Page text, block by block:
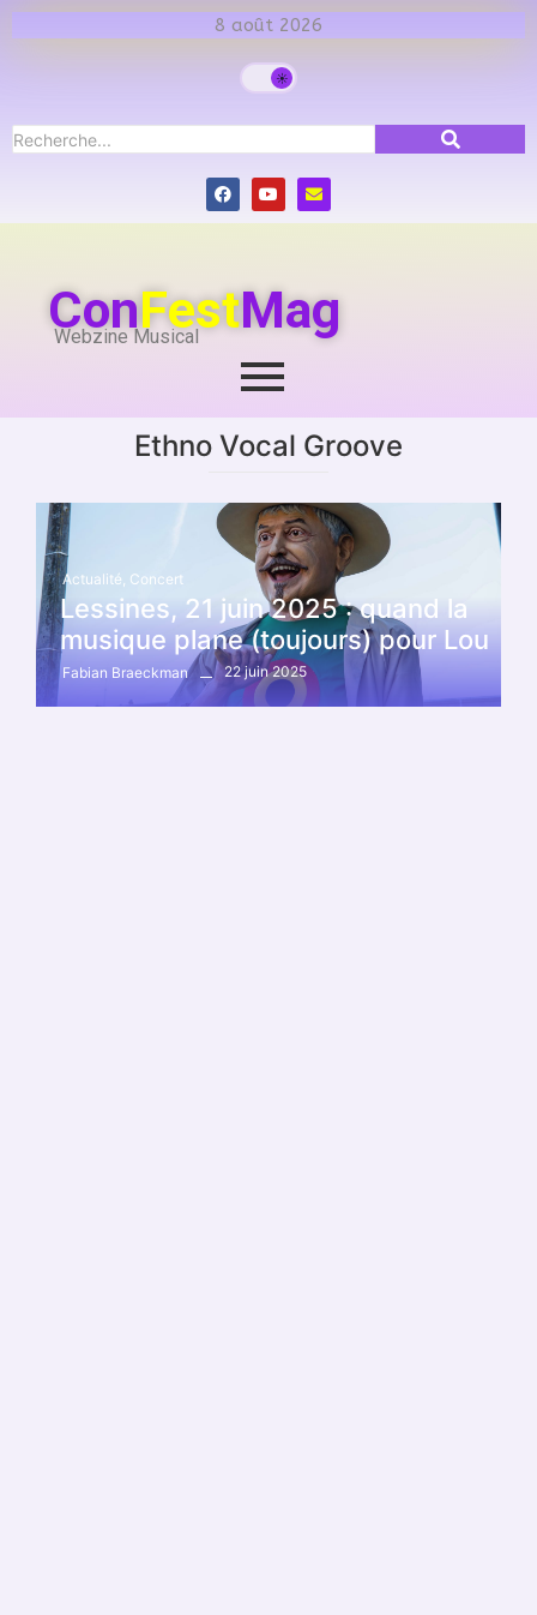
8 août 2026
ConFestMag
Webzine Musical
Ethno Vocal Groove
Actualité, Concert
Lessines, 21 juin 2025 : quand la
musique plane (toujours) pour Lou
Fabian Braeckman 22 juin 2025